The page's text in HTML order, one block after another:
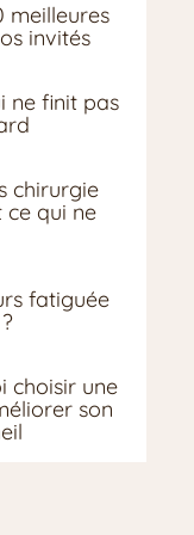
meilleures
invités
ne finit pas
chirurgie
ce qui ne
fatiguée
choisir une
son